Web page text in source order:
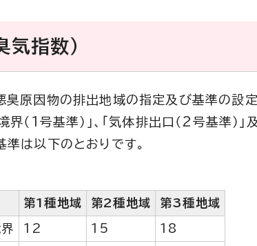
気指数）
臭原因物の排出地域の指定及び基準の設
界（1号基準）」、「気体排出口（2号基準）
は以下のとおりです。
第1種地域 第2種地域 第3種地域
12 15 18